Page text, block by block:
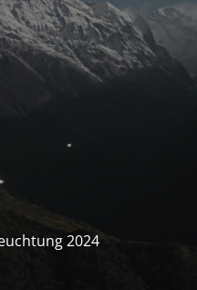
2024